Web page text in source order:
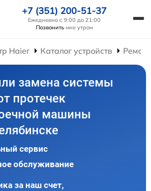
+7 (351) 200-51-37
Ежедневно с 9:00 до 21:00
Позвонить мне утром
Haier Каталог устройств
замена системы
протечек
машины
сервис
обслуживание
за наш счет,